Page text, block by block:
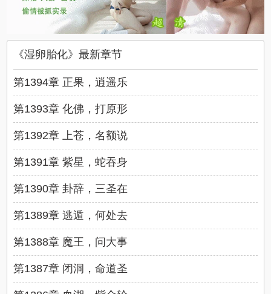
《湿卵胎化》最新章节
第1394章 正果，逍遥乐
第1393章 化佛，打原形
第1392章 上苍，名额说
第1391章 紫星，蛇吞身
第1390章 卦辞，三圣在
第1389章 逃遁，何处去
第1388章 魔王，问大事
第1387章 闭洞，命道圣